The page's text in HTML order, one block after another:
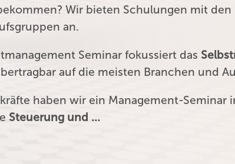
Wir bieten Schulungen mit den
an.
Seminar fokussiert das
auf die meisten Branchen und
haben wir ein Management-Seminar
Steuerung und …